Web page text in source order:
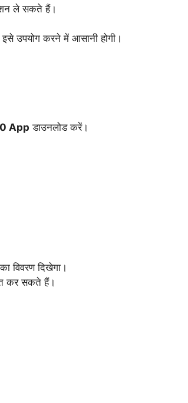
ले सकते हैं।
उपयोग करने में आसानी होगी।
App डाउनलोड करें।
विवरण दिखेगा।
कर सकते हैं।